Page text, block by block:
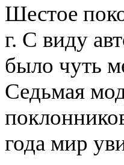
Шестое
г. С виду
было чуть
Седьмая
года мир